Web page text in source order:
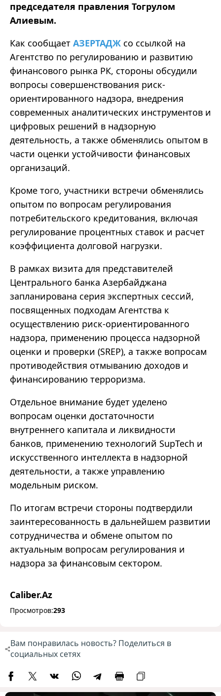
председателя правления Тогрулом
Алиевым.
Как сообщает АЗЕРТАДЖ со ссылкой на
Агентство по регулированию и развитию
финансового рынка РК, стороны обсудили
вопросы совершенствования риск-
ориентированного надзора, внедрения
современных аналитических инструментов и
цифровых решений в надзорную
деятельность, а также обменялись опытом в
части оценки устойчивости финансовых
организаций.
Кроме того, участники встречи обменялись
опытом по вопросам регулирования
потребительского кредитования, включая
регулирование процентных ставок и расчет
коэффициента долговой нагрузки.
В рамках визита для представителей
Центрального банка Азербайджана
запланирована серия экспертных сессий,
посвященных подходам Агентства к
осуществлению риск-ориентированного
надзора, применению процесса надзорной
оценки и проверки (SREP), а также вопросам
противодействия отмыванию доходов и
финансированию терроризма.
Отдельное внимание будет уделено
вопросам оценки достаточности
внутреннего капитала и ликвидности
банков, применению технологий SupTech и
искусственного интеллекта в надзорной
деятельности, а также управлению
модельным риском.
По итогам встречи стороны подтвердили
заинтересованность в дальнейшем развитии
сотрудничества и обмене опытом по
актуальным вопросам регулирования и
надзора за финансовым сектором.
Caliber.Az
Просмотров:293
Вам понравилась новость? Поделиться в
социальных сетях